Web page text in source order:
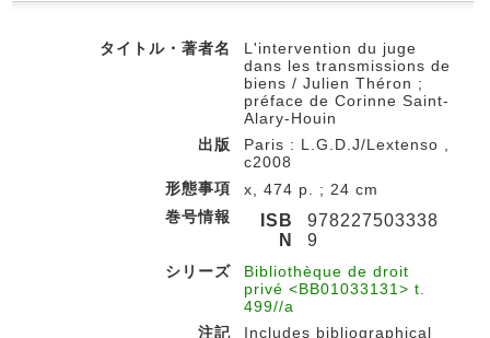
タイトル・著者名
L'intervention du juge
dans les transmissions de
biens / Julien Théron ;
préface de Corinne Saint-
Alary-Houin
出版
Paris : L.G.D.J/Lextenso ,
c2008
形態事項
x, 474 p. ; 24 cm
巻号情報
ISB
N
978227503338
9
シリーズ
Bibliothèque de droit
privé <BB01033131> t.
499//a
注記
Includes bibliographical